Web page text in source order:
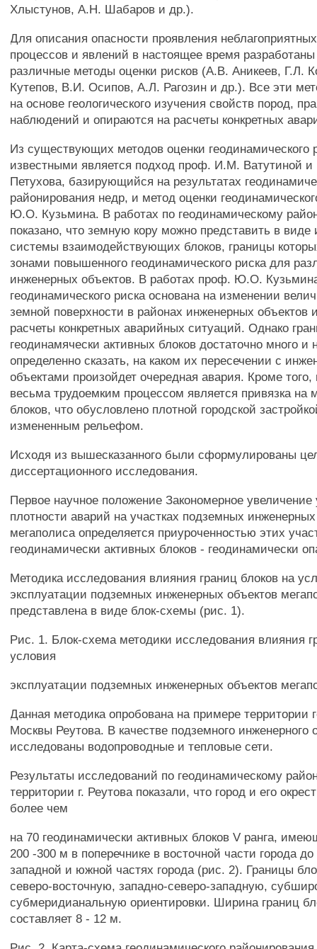
Хлыстунов, А.Н. Шабаров и др.).
Для описания опасности проявления
процессов и явлений в настоящее время
различные методы оценки рисков (A.B. Аникеев,
Кутепов, В.И. Осипов, А.Л. Рагозин и др.). Все эти
на основе геологического изучения свойств пород,
наблюдений и опираются на расчеты конкретных
Из существующих методов оценки геодинамического
известными является подход проф. И.М. Ватутиной
Петухова, базирующийся на результатах
районирования недр, и метод оценки
Ю.О. Кузьмина. В работах по геодинамическому
показано, что земную кору можно представить в виде
системы взаимодействующих блоков, границы
зонами повышенного геодинамического риска для
инженерных объектов. В работах проф. Ю.О.
геодинамического риска основана на изменении
земной поверхности в районах инженерных объектов
расчеты конкретных аварийных ситуаций. Однако
геодинамячески активных блоков достаточно много и
определенно сказать, на каком их пересечении с
объектами произойдет очередная авария. Кроме
весьма трудоемким процессом является привязка на
блоков, что обусловлено плотной городской
измененным рельефом.
Исходя из вышесказанного были сформулированы
диссертационного исследования.
Первое научное положение Закономерное увеличение
плотности аварий на участках подземных
мегаполиса определяется приуроченностью этих
геодинамически активных блоков - геодинамически
Методика исследования влияния границ блоков на
эксплуатации подземных инженерных объектов
представлена в виде блок-схемы (рис. 1).
Рис. 1. Блок-схема методики исследования влияния
условия
эксплуатации подземных инженерных объектов
Данная методика опробована на примере территории
Москвы Реутова. В качестве подземного инженерного
исследованы водопроводные и тепловые сети.
Результаты исследований по геодинамическому
территории г. Реутова показали, что город и его
более чем
на 70 геодинамически активных блоков V ранга,
200 -300 м в поперечнике в восточной части города
западной и южной частях города (рис. 2). Границы
северо-восточную, западно-северо-западную,
субмеридианальную ориентировки. Ширина границ
составляет 8 - 12 м.